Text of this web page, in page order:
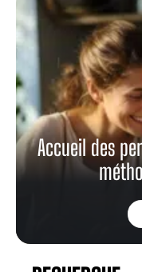
Accueil des